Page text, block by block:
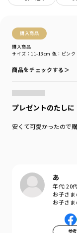
購入商品
購入商品
サイズ：11-13cm 色：ピンク
商品をチェックする＞
プレゼントのたしに
安くて可愛かったので
あ
年代:20
お子さ
お子さ
参
カテ